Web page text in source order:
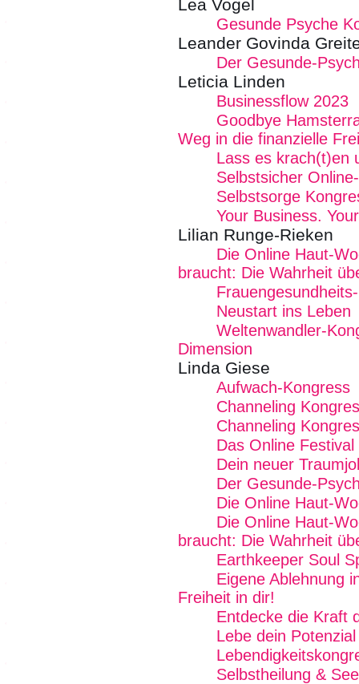
Lea Vogel
Gesunde Psyche
Leander Govinda
Der Gesunde-
Leticia Linden
Businessflow 2023
Goodbye
Weg in die finanzielle
Lass es krach(t)en
Selbstsicher
Selbstsorge
Your Business.
Lilian Runge-Rieken
Die Online Haut-
braucht: Die Wahrheit
Neustart ins Leben
Weltenwandler-
Dimension
Linda Giese
Aufwach-Kongress
Channeling
Channeling
Das Online
Dein neuer
Der Gesunde-
Die Online Haut-
Die Online Haut-
braucht: Die Wahrheit
Earthkeeper Soul
Eigene Ablehnung
Freiheit in dir!
Entdecke die Kraft
Lebe dein
Selbstheilung &